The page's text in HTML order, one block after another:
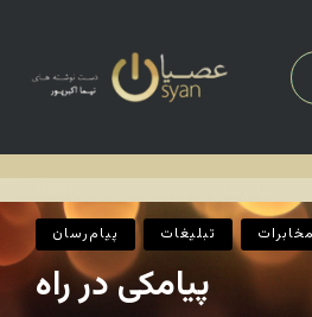
پیام‌رسان تبلیغات مخابرات
پیامکی در راه